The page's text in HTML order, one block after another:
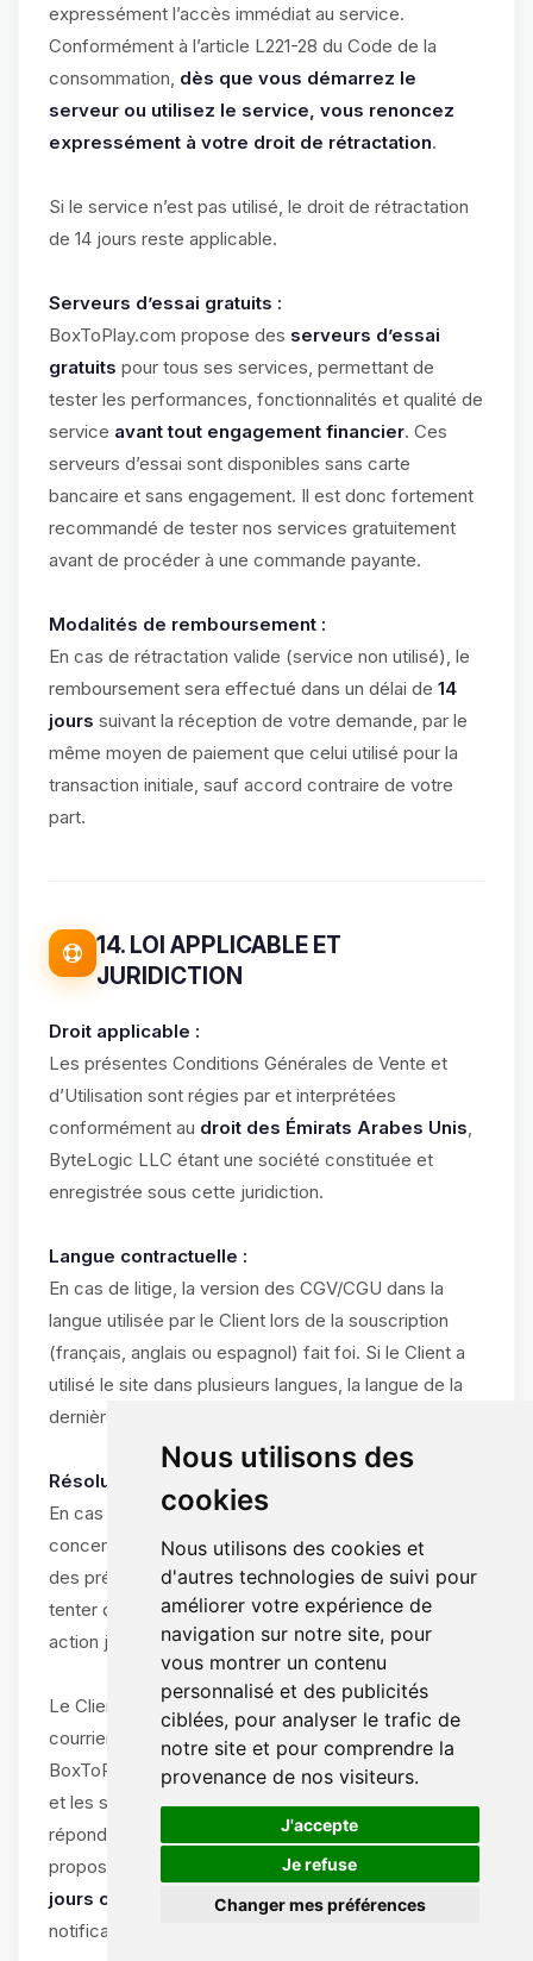
Nous utilisons des
cookies
Nous utilisons des cookies et
d'autres technologies de suivi pour
améliorer votre expérience de
navigation sur notre site, pour
vous montrer un contenu
personnalisé et des publicités
ciblées, pour analyser le trafic de
notre site et pour comprendre la
provenance de nos visiteurs.
J'accepte
Je refuse
Changer mes préférences
expressément l’accès immédiat au service.
Conformément à l’article L221-28 du Code de la
consommation, dès que vous démarrez le
serveur ou utilisez le service, vous renoncez
expressément à votre droit de rétractation.
Si le service n’est pas utilisé, le droit de rétractation
de 14 jours reste applicable.
Serveurs d’essai gratuits :
BoxToPlay.com propose des serveurs d’essai
gratuits pour tous ses services, permettant de
tester les performances, fonctionnalités et qualité de
service avant tout engagement financier. Ces
serveurs d’essai sont disponibles sans carte
bancaire et sans engagement. Il est donc fortement
recommandé de tester nos services gratuitement
avant de procéder à une commande payante.
Modalités de remboursement :
En cas de rétractation valide (service non utilisé), le
remboursement sera effectué dans un délai de 14
jours suivant la réception de votre demande, par le
même moyen de paiement que celui utilisé pour la
transaction initiale, sauf accord contraire de votre
part.
14. LOI APPLICABLE ET
JURIDICTION
Droit applicable :
Les présentes Conditions Générales de Vente et
d’Utilisation sont régies par et interprétées
conformément au droit des Émirats Arabes Unis,
ByteLogic LLC étant une société constituée et
enregistrée sous cette juridiction.
Langue contractuelle :
En cas de litige, la version des CGV/CGU dans la
langue utilisée par le Client lors de la souscription
(français, anglais ou espagnol) fait foi. Si le Client a
utilisé le site dans plusieurs langues, la langue de la
dernière commande validée prévaut.
Résolution amiable obligatoire :
En cas de différend entre le Client et ByteLogic
concernant l’interprétation, l’exécution ou la résiliation
des présentes CGV/CGU, les parties s’engagent à
tenter de résoudre le litige à l’amiable avant toute
action judiciaire.
Le Client doit notifier le litige par écrit (e-mail ou
courrier recommandé) au support de
BoxToPlay.com, en décrivant la nature du différend
et les solutions souhaitées. ByteLogic s’engage à
répondre dans un délai de
15 jours ouvrables
proposer une solution amiable dans un délai de
jours calendaires
à compter de la réception de la
notification.
🍪